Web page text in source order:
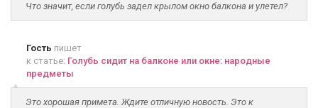
Что значит, если голубь задел крылом окно балкона и улетел?
Гость пишет
к статье: Голубь сидит на балконе или окне: народные
предметы
Это хорошая примета. Ждите отличную новость. Это к